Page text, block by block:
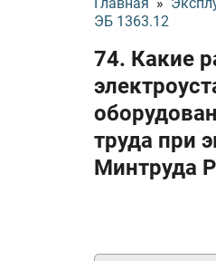
ЭБ 1363.12
74. Какие
труда при
Минтруда